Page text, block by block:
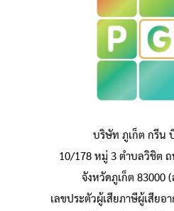
บริษัท ภูเก็ต กรีน
10/178 หมู่ 3 ตำบลวิชิต ถ
จังหวัดภูเก็ต 83000
เลขประตัวผู้เสียภาษีผู้เสียอ